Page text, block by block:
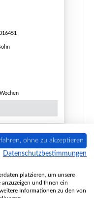
ohne zu akzeptieren
Datenschutzbestimmungen
platzieren, um unsere
und Ihnen ein
Informationen zu den von